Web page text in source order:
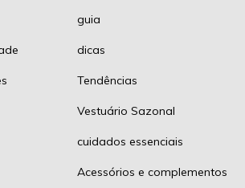
guia
dicas
Tendências
Vestuário Sazonal
cuidados essenciais
Acessórios e complementos